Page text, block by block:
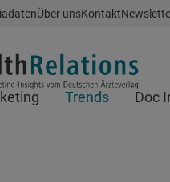
Über unsKontakt
Trends Doc